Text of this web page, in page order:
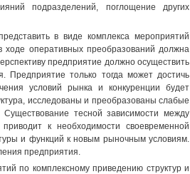
подразделений, поглощение других
в виде комплекса мероприятий
ходе оперативных преобразований должна
предприятие должно осуществить
Предприятие только тогда может достичь
условий рынка и конкуренции будет
исследованы и преобразованы слабые
тесной зависимости между
к необходимости своевременной
и функций к новым рыночным условиям.
предприятия.
по комплексному приведению структур и